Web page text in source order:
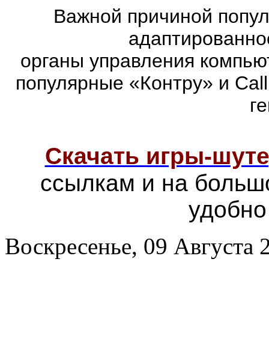
Важной причиной
органы управления
популярные «Контру» и
Скачать игры-
ссылкам и на
Воскресенье, 09 Августа